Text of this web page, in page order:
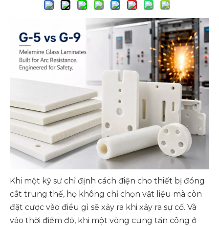
Khi một kỹ sư chỉ định cách điện cho thiết bị đóng
cắt trung thế, họ không chỉ chọn vật liệu mà còn
đặt cược vào điều gì sẽ xảy ra khi xảy ra sự cố. Và
vào thời điểm đó, khi một vòng cung tấn công ở